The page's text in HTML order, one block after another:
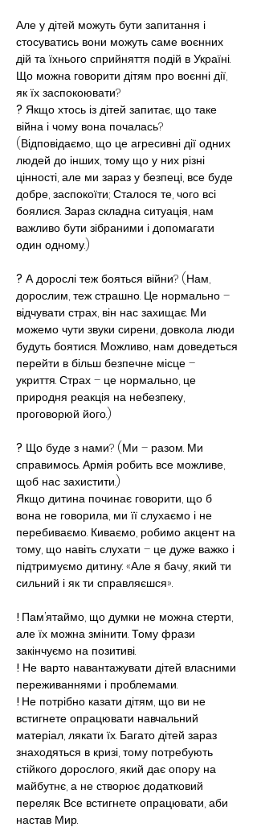
Але у дітей можуть бути запитання і
стосуватись вони можуть саме воєнних
дій та їхнього сприйняття подій в Україні.
Що можна говорити дітям про воєнні дії,
як їх заспокоювати?
? Якщо хтось із дітей запитає, що таке
війна і чому вона почалась?
(Відповідаємо, що це агресивні дії одних
людей до інших, тому що у них різні
цінності, але ми зараз у безпеці, все буде
добре, заспокоїти; Сталося те, чого всі
боялися. Зараз складна ситуація, нам
важливо бути зібраними і допомагати
один одному.)
? А дорослі теж бояться війни? (Нам,
дорослим, теж страшно. Це нормально –
відчувати страх, він нас захищає. Ми
можемо чути звуки сирени, довкола люди
будуть боятися. Можливо, нам доведеться
перейти в більш безпечне місце –
укриття. Страх – це нормально, це
природня реакція на небезпеку,
проговорюй його.)
? Що буде з нами? (Ми – разом. Ми
справимось. Армія робить все можливе,
щоб нас захистити.)
Якщо дитина починає говорити, що б
вона не говорила, ми її слухаємо і не
перебиваємо. Киваємо, робимо акцент на
тому, що навіть слухати – це дуже важко і
підтримуємо дитину: «Але я бачу, який ти
сильний і як ти справляєшся».
! Пам’ятаймо, що думки не можна стерти,
але їх можна змінити. Тому фрази
закінчуємо на позитиві.
! Не варто навантажувати дітей власними
переживаннями і проблемами.
! Не потрібно казати дітям, що ви не
встигнете опрацювати навчальний
матеріал, лякати їх. Багато дітей зараз
знаходяться в кризі, тому потребують
стійкого дорослого, який дає опору на
майбутнє, а не створює додатковий
переляк. Все встигнете опрацювати, аби
настав Мир.